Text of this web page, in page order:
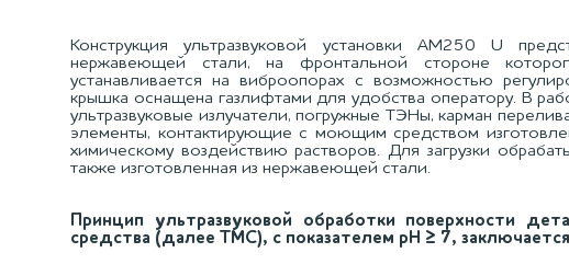
Конструкция ультразвуковой установки АМ250 U
нержавеющей стали, на фронтальной стороне
устанавливается на виброопорах с возможностью
крышка оснащена газлифтами для удобства оператору. В
ультразвуковые излучатели, погружные ТЭНы, карман
элементы, контактирующие с моющим средством
химическому воздействию растворов. Для загрузки
также изготовленная из нержавеющей стали.
Принцип ультразвуковой обработки поверхности
средства (далее ТМС), с показателем pH ≥ 7,